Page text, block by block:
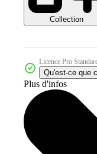
Collection
Licence Pro
Qu'est-ce que
Plus d'infos